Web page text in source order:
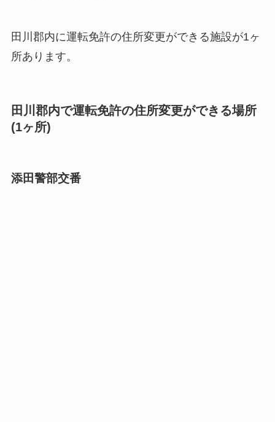
田川郡内に運転免許の住所変更ができる施設が1ヶ
所あります。
田川郡内で運転免許の住所変更ができる場所
(1ヶ所)
添田警部交番